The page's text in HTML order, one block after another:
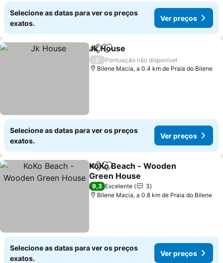
Selecione as datas para ver os preços
exatos.
Ver preços
PartilharAdicionar aos favoritos
Jk House
/
Pontuação não disponível
Bilene Macia, a 0.4 km de Praia do Bilene
Selecione as datas para ver os preços
exatos.
Ver preços
PartilharAdicionar aos favoritos
KoKo Beach - Wooden
Green House
Ver preços
9,3 Excelente
3
Bilene Macia, a 0.8 km de Praia do Bilene
Selecione as datas para ver os preços
exatos.
Ver preços